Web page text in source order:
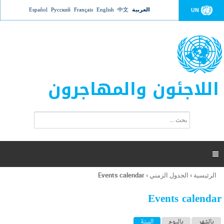
Jump to navigation UN العربية 中文
English
Français
Русский
Español
اللاجئون والمهاجرون
ت
ر
ل
ح
ب

أنت
هنا
الرئيسية › الجدول الزمني ›
Events calendar
Events calendar